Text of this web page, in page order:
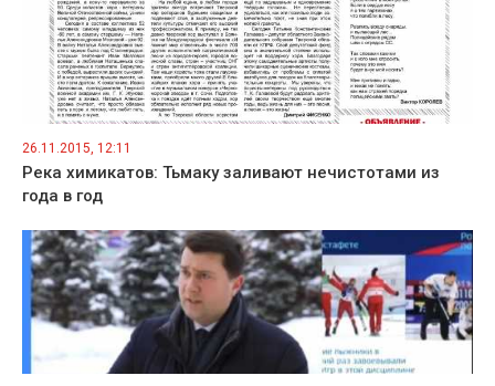
26.11.2015, 12:11
Река химикатов: Тьмаку заливают нечистотами из
года в год